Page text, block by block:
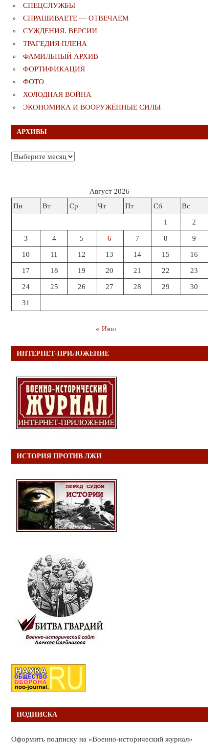
СПЕЦСЛУЖБЫ
СПРАШИВАЕТЕ — ОТВЕЧАЕМ
СУЖДЕНИЯ. ВЕРСИИ
ТРАГЕДИЯ ПЛЕНА
ФАМИЛЬНЫЙ АРХИВ
ФОРТИФИКАЦИЯ
ФОТО
ХОЛОДНАЯ ВОЙНА
ЭКОНОМИКА И ВООРУЖЁННЫЕ СИЛЫ
АРХИВЫ
Архивы
Август 2026
Пн
Вт Ср Чт Пт Сб Вс
1 2
3 4 5 6 7 8 9
10 11 12 13 14 15 16
17 18 19 20 21 22 23
24 25 26 27 28 29 30
31
« Июл
ИНТЕРНЕТ-ПРИЛОЖЕНИЕ
ИСТОРИЯ ПРОТИВ ЛЖИ
ПОДПИСКА
Оформить подписку на «Военно-исторический журнал»